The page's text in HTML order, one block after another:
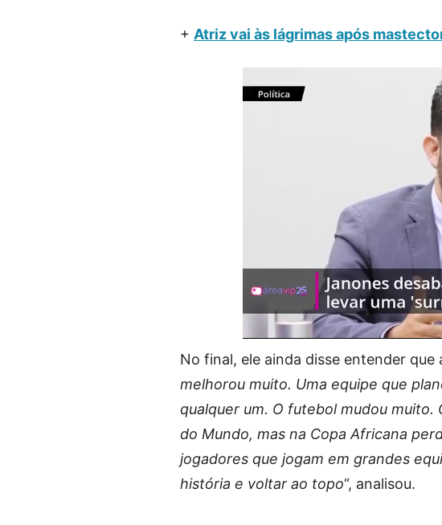
+ Atriz vai às lágrimas após
No final, ele ainda disse entender que
melhorou muito. Uma equipe que
qualquer um. O futebol mudou muito.
do Mundo, mas na Copa Africana
jogadores que jogam em grandes
história e voltar ao topo“, analisou.